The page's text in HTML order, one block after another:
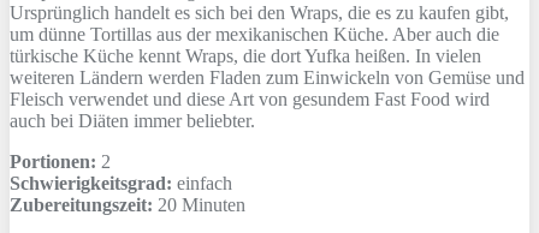
Ursprünglich handelt es sich bei den Wraps, die es zu kaufen gibt,
um dünne Tortillas aus der mexikanischen Küche. Aber auch die
türkische Küche kennt Wraps, die dort Yufka heißen. In vielen
weiteren Ländern werden Fladen zum Einwickeln von Gemüse und
Fleisch verwendet und diese Art von gesundem Fast Food wird
auch bei Diäten immer beliebter.
Portionen: 2
Schwierigkeitsgrad: einfach
Zubereitungszeit: 20 Minuten